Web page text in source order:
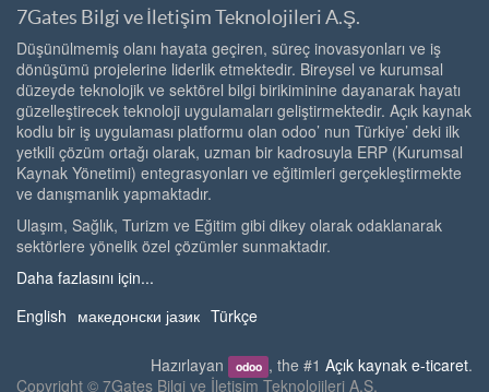
7Gates Bilgi ve İletişim Teknolojileri A.Ş.
Düşünülmemiş olanı hayata geçiren, süreç inovasyonları ve iş
dönüşümü projelerine liderlik etmektedir. Bireysel ve kurumsal
düzeyde teknolojik ve sektörel bilgi birikiminine dayanarak hayatı
güzelleştirecek teknoloji uygulamaları geliştirmektedir. Açık kaynak
kodlu bir iş uygulaması platformu olan odoo’ nun Türkiye’ deki ilk
yetkili çözüm ortağı olarak, uzman bir kadrosuyla ERP (Kurumsal
Kaynak Yönetimi) entegrasyonları ve eğitimleri gerçekleştirmekte
ve danışmanlık yapmaktadır.
Ulaşım, Sağlık, Turizm ve Eğitim gibi dikey olarak odaklanarak
sektörlere yönelik özel çözümler sunmaktadır.
Daha fazlasını için...
English македонски јазик Türkçe
Hazırlayan odoo , the #1 Açık kaynak e-ticaret.
Copyright © 7Gates Bilgi ve İletişim Teknolojileri A.Ş.